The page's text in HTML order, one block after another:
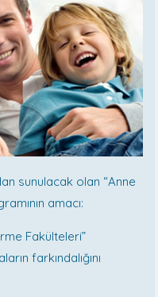
sunulacak olan “Anne
amacı:
Fakülteleri”
farkındalığını